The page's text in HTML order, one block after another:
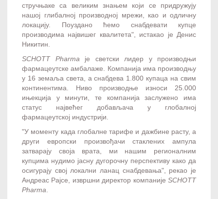
стручњаке са великим знањем који се придружују
нашој глибалној производној мрежи, као и одличну
локацију. Поуздано ћемо снабдевати купце
производима највишег квалитета", истакао је Денис
Никитин.
SCHOTT Pharma је светски лидер у производњи
фармацеутске амбалаже. Компанија има производњу
у 16 земаља света, а снабдева 1.800 купаца на свим
континентима. Ниво производње износи 25.000
ињекција у минути, те компанија заслужено има
статус највећег добављача у глобалној
фармацеутској индустрији.
"У моменту када глобалне тарифе и дажбине расту, а
други европски произвођачи стаклених ампула
затварају своја врата, ми нашим регионалним
купцима нудимо јасну дугорочну перспективу како да
осигурају свој локални ланац снабдевања", рекао је
Андреас Рајсе, извршни директор компаније SCHOTT
Pharma